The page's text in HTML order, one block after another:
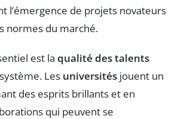
l’émergence de projets novateurs
normes du marché.
est la qualité des talents
Les universités jouent un
des esprits brillants et en
qui peuvent se